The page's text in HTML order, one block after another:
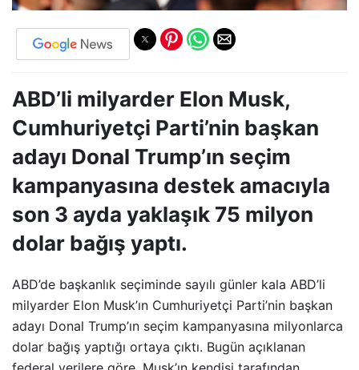
ABD’li milyarder Elon Musk,
Cumhuriyetçi Parti’nin başkan
adayı Donal Trump’ın seçim
kampanyasına destek amacıyla
son 3 ayda yaklaşık 75 milyon
dolar bağış yaptı.
ABD’de başkanlık seçiminde sayılı günler kala ABD’li
milyarder Elon Musk’ın Cumhuriyetçi Parti’nin başkan
adayı Donal Trump’ın seçim kampanyasına milyonlarca
dolar bağış yaptığı ortaya çıktı. Bugün açıklanan